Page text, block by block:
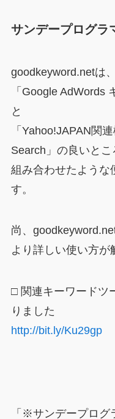
サンデープログラ
goodkeyword.netは、
「Google AdWords
と
「Yahoo!JAPAN関
Search」の良いとこ
組み合わせたような
す。
尚、
より詳しい使い方が
□ 関連キーワードツ
りました
http://bit.ly/Ku29gp
「※サンデープログ